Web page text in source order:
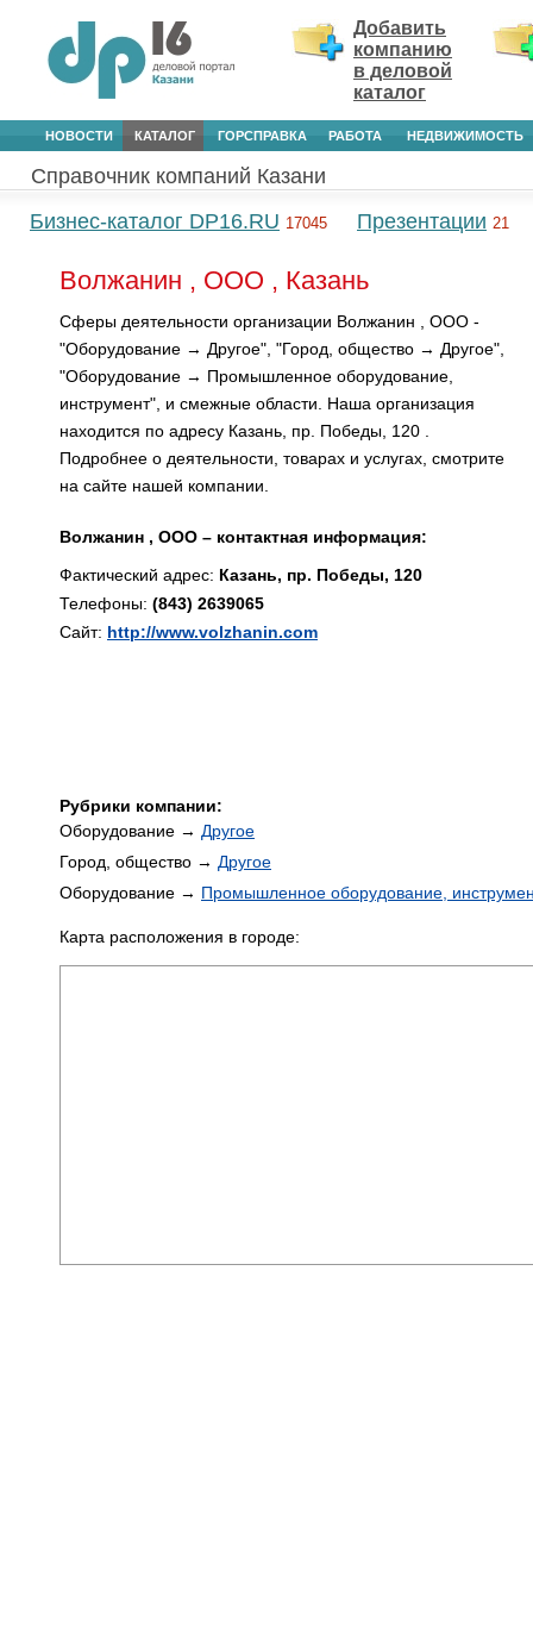
Добавить
компанию
в деловой
каталог
НОВОСТИ КАТАЛОГ ГОРСПРАВКА РАБОТА НЕДВИЖИМОСТЬ
Справочник компаний Казани
Бизнес-каталог DP16.RU 17045 Презентации 21
Волжанин , ООО , Казань
Сферы деятельности организации Волжанин , ООО -
"Оборудование → Другое", "Город, общество → Другое",
"Оборудование → Промышленное оборудование,
инструмент", и смежные области. Наша организация
находится по адресу Казань, пр. Победы, 120 .
Подробнее о деятельности, товарах и услугах, смотрите
на сайте нашей компании.
Волжанин , ООО – контактная информация:
Фактический адрес: Казань, пр. Победы, 120
Телефоны: (843) 2639065
Сайт: http://www.volzhanin.com
Рубрики компании:
Оборудование → Другое
Город, общество → Другое
Оборудование → Промышленное оборудование,
Карта расположения в городе: